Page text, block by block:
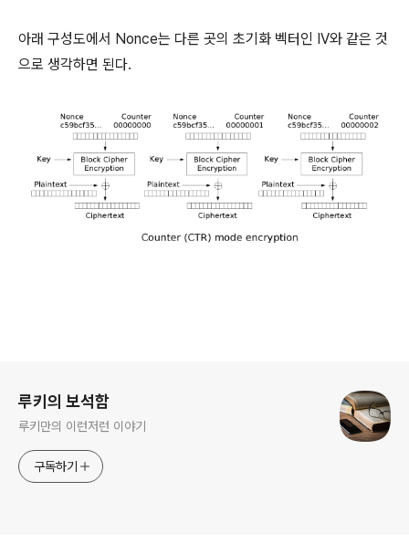
아래 구성도에서 Nonce는 다른 곳의 초기화 벡터인 IV와 같은 것
으로 생각하면 된다.
루키의 보석함
루키만의 이런저런 이야기
구독하기